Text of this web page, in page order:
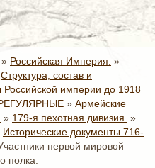
» Российская Империя. »
Структура, состав и
империи до 1918
» Армейские
» 179-я пехотная дивизия. »
Исторические документы 716-
первой мировой
полка.